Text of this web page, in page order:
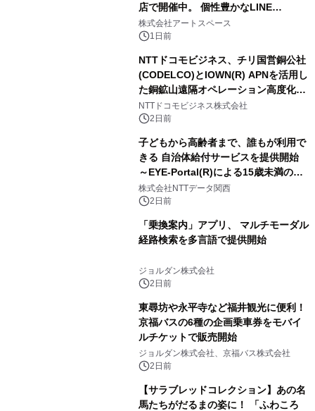
店で開催中。 個性豊かなLINE
FRIENDSの仲間たちが インテリアア
ートとして新たな魅力を発信。
株式会社アートスペース
1日前
NTTドコモビジネス、チリ国営銅公社
(CODELCO)とIOWN(R) APNを活用し
た銅鉱山遠隔オペレーション高度化に
向けた調査・実証を開始
NTTドコモビジネス株式会社
2日前
子どもから高齢者まで、誰もが利用で
きる 自治体給付サービスを提供開始
～EYE-Portal(R)による15歳未満の本
人認証と デジタルデバイド対策で実現
～
株式会社NTTデータ関西
2日前
「乗換案内」アプリ、 マルチモーダル
経路検索を多言語で提供開始
ジョルダン株式会社
2日前
東尋坊や永平寺など福井観光に便利！
京福バスの6種の企画乗車券をモバイ
ルチケットで販売開始
ジョルダン株式会社、京福バス株式会社
2日前
【サラブレッドコレクション】あの名
馬たちがだるまの姿に！ 「ふわころ